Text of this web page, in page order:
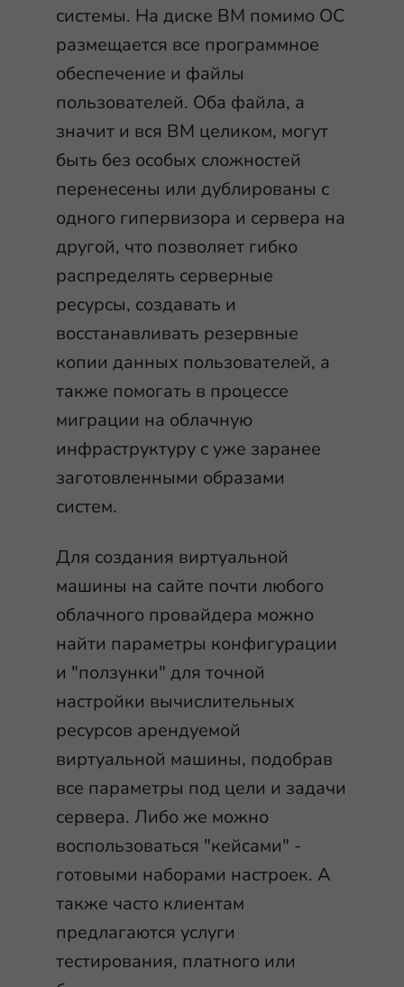
системы. На диске ВМ помимо ОС
размещается все программное
обеспечение и файлы
пользователей. Оба файла, а
значит и вся ВМ целиком, могут
быть без особых сложностей
перенесены или дублированы с
одного гипервизора и сервера на
другой, что позволяет гибко
распределять серверные
ресурсы, создавать и
восстанавливать резервные
копии данных пользователей, а
также помогать в процессе
миграции на облачную
инфраструктуру с уже заранее
заготовленными образами
систем.
Для создания виртуальной
машины на сайте почти любого
облачного провайдера можно
найти параметры конфигурации
и "ползунки" для точной
настройки вычислительных
ресурсов арендуемой
виртуальной машины, подобрав
все параметры под цели и задачи
сервера. Либо же можно
воспользоваться "кейсами" -
готовыми наборами настроек. А
также часто клиентам
предлагаются услуги
тестирования, платного или